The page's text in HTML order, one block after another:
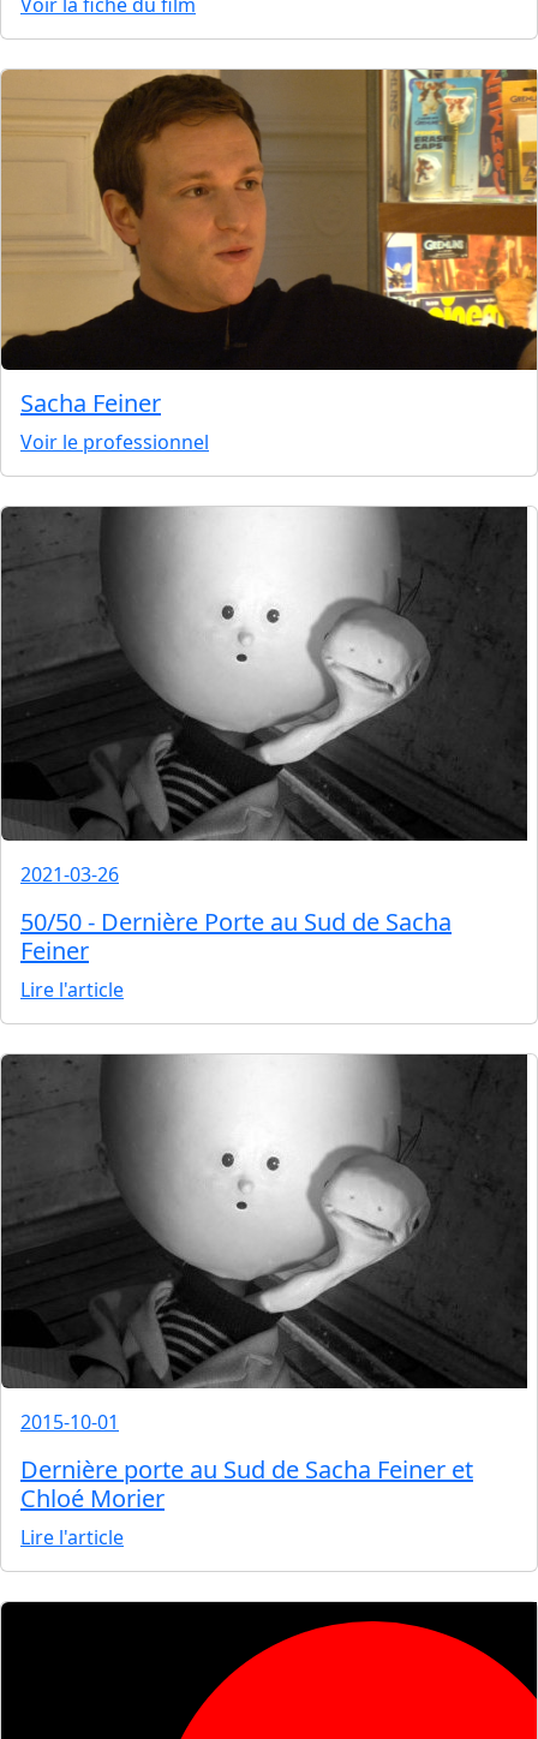
Sacha Feiner
Voir le professionnel
2021-03-26
50/50 - Dernière Porte au Sud de Sacha
Feiner
Lire l'article
2015-10-01
Dernière porte au Sud de Sacha Feiner et
Chloé Morier
Lire l'article